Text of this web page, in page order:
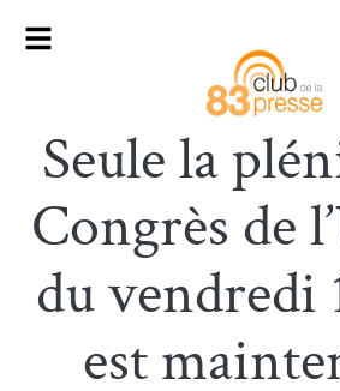
Seule la
Congrès de
du vendredi
est